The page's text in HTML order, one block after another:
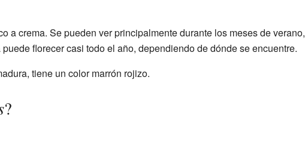
a crema. Se pueden ver principalmente durante los meses de verano,
florecer casi todo el año, dependiendo de dónde se encuentre.
tiene un color marrón rojizo.
?